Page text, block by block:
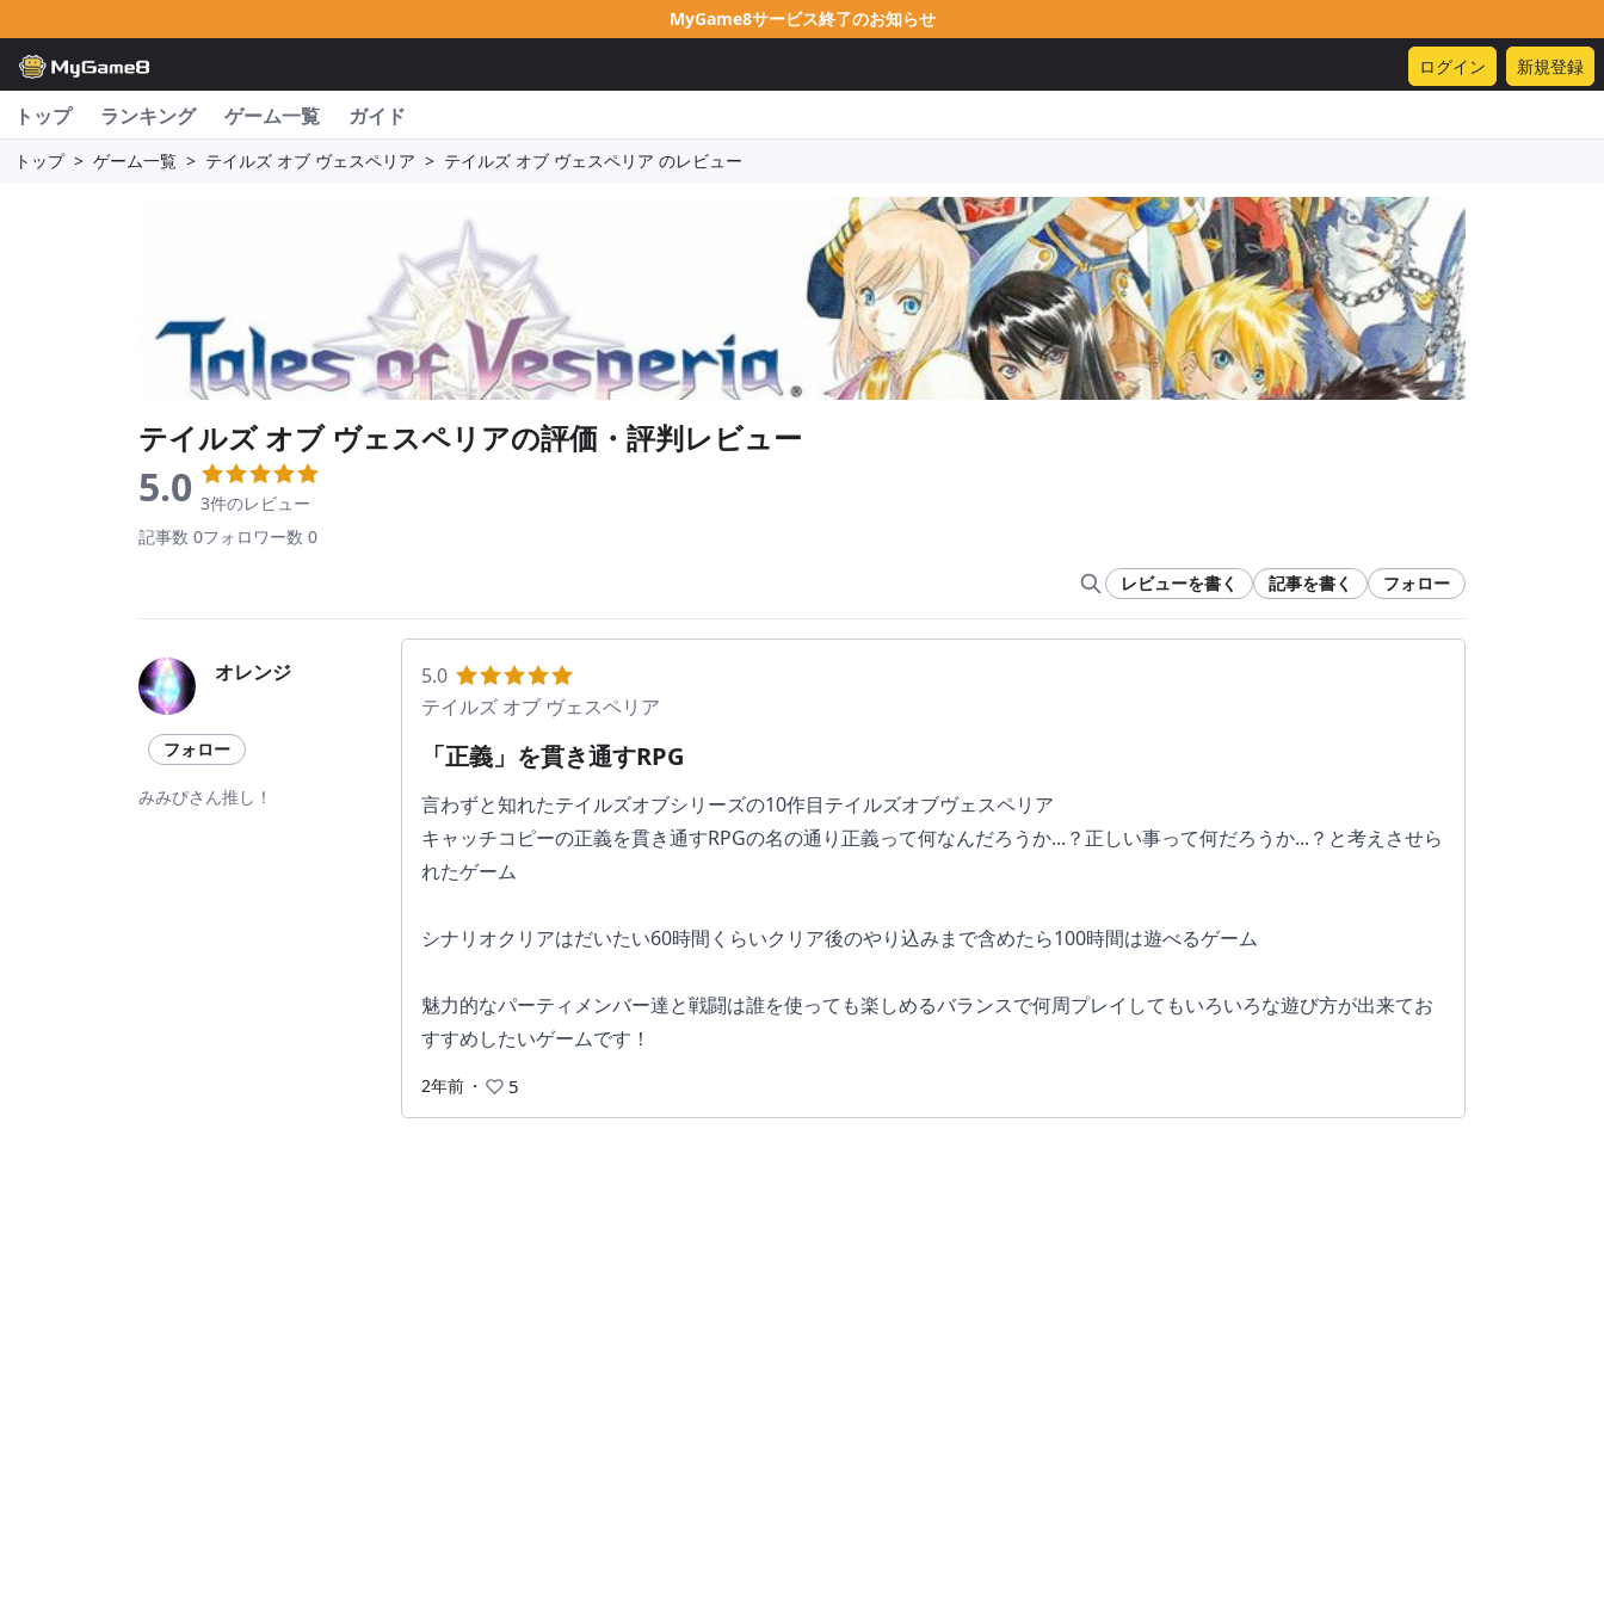
MyGame8サービス終了のお知らせ
ログイン 新規登録
トップ ランキング ゲーム一覧 ガイド
トップ > ゲーム一覧 > テイルズ オブ ヴェスペリア > テイルズ オブ ヴェスペリア のレビュー
テイルズ オブ ヴェスペリアの評価・評判レビュー
5.0 3件のレビュー
記事数 0フォロワー数 0
レビューを書く 記事を書く フォロー
5.0
テイルズ オブ ヴェスペリア
「正義」を貫き通すRPG
言わずと知れたテイルズオブシリーズの10作目テイルズオブヴェスペリア
キャッチコピーの正義を貫き通すRPGの名の通り正義って何なんだろうか...？正しい事って何だろうか...？と考えさせら
れたゲーム
シナリオクリアはだいたい60時間くらいクリア後のやり込みまで含めたら100時間は遊べるゲーム
魅力的なパーティメンバー達と戦闘は誰を使っても楽しめるバランスで何周プレイしてもいろいろな遊び方が出来てお
すすめしたいゲームです！
2年前 ・ 5
オレンジ
フォロー
みみぴさん推し！